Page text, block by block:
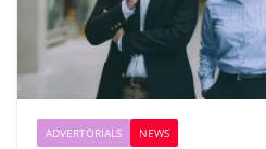
ADVERTORIALS NEWS